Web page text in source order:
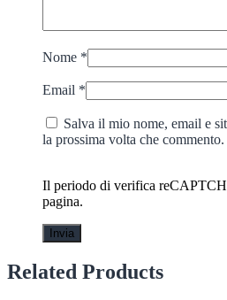
Nome *
Email *
Salva il mio nome, email e
la prossima volta che commento.
Il periodo di verifica
pagina.
Related Products